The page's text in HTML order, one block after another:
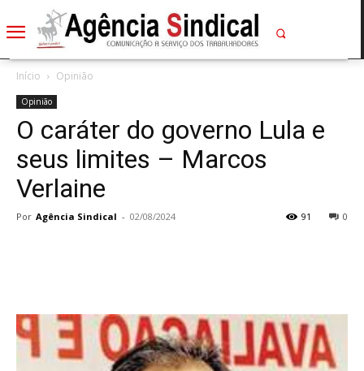
Início Opinião
Opinião
O caráter do governo Lula e
seus limites – Marcos
Verlaine
Por Agência Sindical - 02/08/2024 0
91